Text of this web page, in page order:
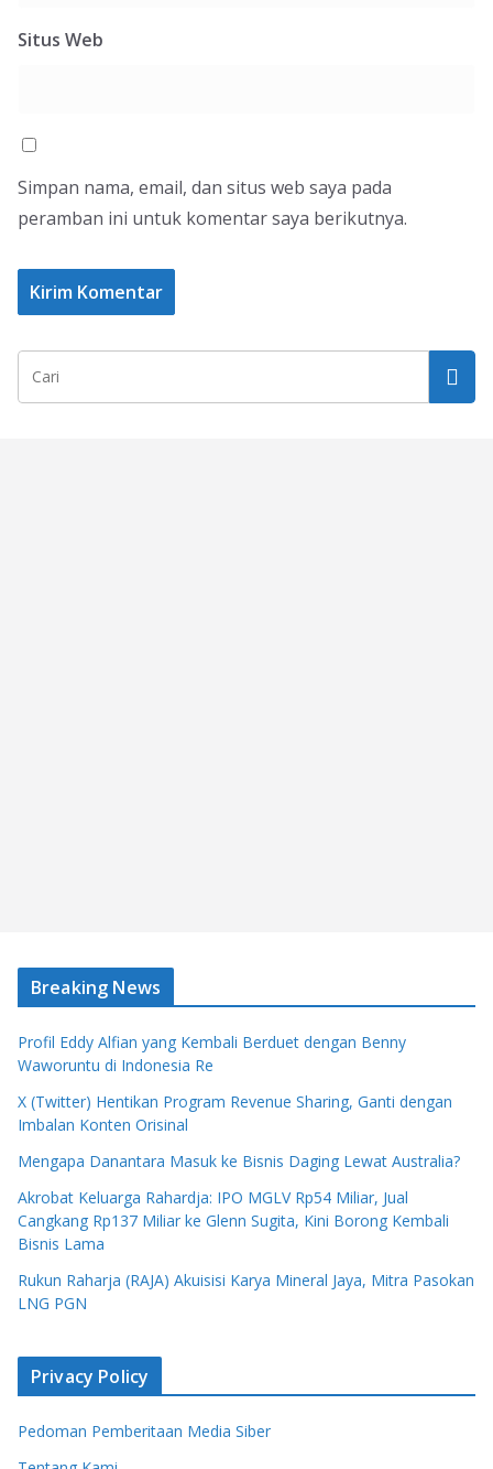
Situs Web
Simpan nama, email, dan situs web saya pada
peramban ini untuk komentar saya berikutnya.
Breaking News
Profil Eddy Alfian yang Kembali Berduet dengan Benny
Waworuntu di Indonesia Re
X (Twitter) Hentikan Program Revenue Sharing, Ganti dengan
Imbalan Konten Orisinal
Mengapa Danantara Masuk ke Bisnis Daging Lewat Australia?
Akrobat Keluarga Rahardja: IPO MGLV Rp54 Miliar, Jual
Cangkang Rp137 Miliar ke Glenn Sugita, Kini Borong Kembali
Bisnis Lama
Rukun Raharja (RAJA) Akuisisi Karya Mineral Jaya, Mitra Pasokan
LNG PGN
Privacy Policy
Pedoman Pemberitaan Media Siber